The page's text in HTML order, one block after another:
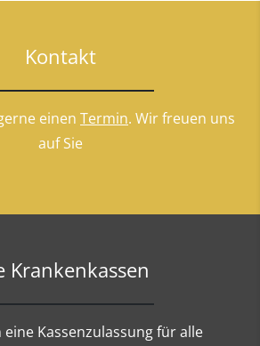
Kontakt
einen Termin. Wir freuen uns
auf Sie
Krankenkassen
Kassenzulassung für alle